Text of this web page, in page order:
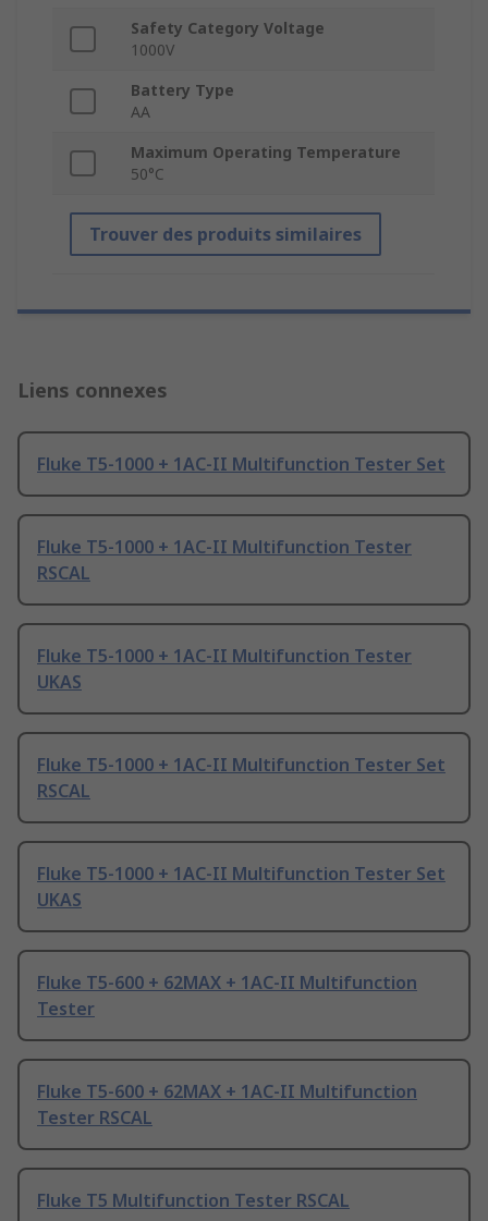
Safety Category Voltage
1000V
Battery Type
AA
Maximum Operating Temperature
50°C
Trouver des produits similaires
Liens connexes
Fluke T5-1000 + 1AC-II Multifunction Tester Set
Fluke T5-1000 + 1AC-II Multifunction Tester
RSCAL
Fluke T5-1000 + 1AC-II Multifunction Tester
UKAS
Fluke T5-1000 + 1AC-II Multifunction Tester Set
RSCAL
Fluke T5-1000 + 1AC-II Multifunction Tester Set
UKAS
Fluke T5-600 + 62MAX + 1AC-II Multifunction
Tester
Fluke T5-600 + 62MAX + 1AC-II Multifunction
Tester RSCAL
Fluke T5 Multifunction Tester RSCAL